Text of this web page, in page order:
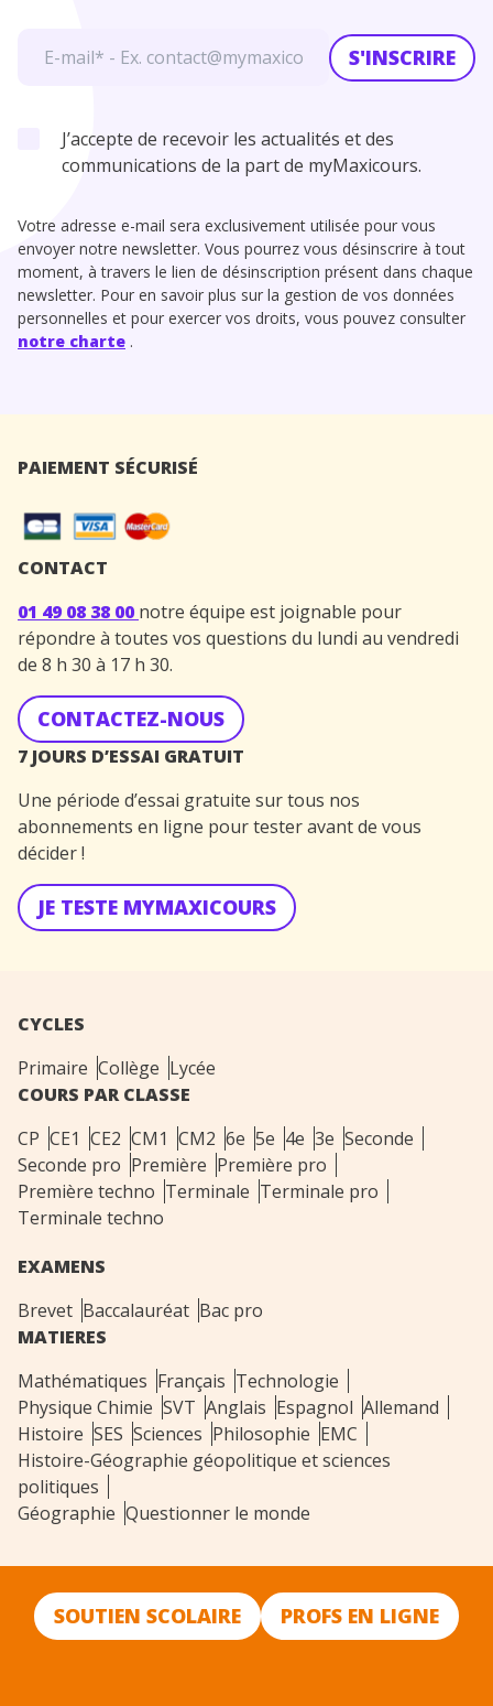
S'INSCRIRE
J’accepte de recevoir les actualités et des
communications de la part de myMaxicours.
Votre adresse e-mail sera exclusivement utilisée pour vous
envoyer notre newsletter. Vous pourrez vous désinscrire à tout
moment, à travers le lien de désinscription présent dans chaque
newsletter. Pour en savoir plus sur la gestion de vos données
personnelles et pour exercer vos droits, vous pouvez consulter
notre charte .
PAIEMENT SÉCURISÉ
CONTACT
01 49 08 38 00 notre équipe est joignable pour
répondre à toutes vos questions du lundi au vendredi
de 8 h 30 à 17 h 30.
CONTACTEZ-NOUS
7 JOURS D’ESSAI GRATUIT
Une période d’essai gratuite sur tous nos
abonnements en ligne pour tester avant de vous
décider !
JE TESTE MYMAXICOURS
CYCLES
Primaire Collège Lycée
COURS PAR CLASSE
CP CE1 CE2 CM1 CM2 6e 5e 4e 3e Seconde
Seconde pro Première Première pro
Première techno Terminale Terminale pro
Terminale techno
EXAMENS
Brevet Baccalauréat Bac pro
MATIERES
Mathématiques Français Technologie
Physique Chimie SVT Anglais Espagnol Allemand
Histoire SES Sciences Philosophie EMC
Histoire-Géographie géopolitique et sciences
politiques
Géographie Questionner le monde
SOUTIEN SCOLAIRE PROFS EN LIGNE